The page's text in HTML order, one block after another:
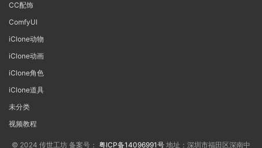
CC配饰
ComfyUI
iClone动物
iClone动画
iClone角色
iClone道具
未分类
视频教程
© 2024 传世工坊 备案号： 粤ICP备14096991号 地址：深圳市福田区深南中